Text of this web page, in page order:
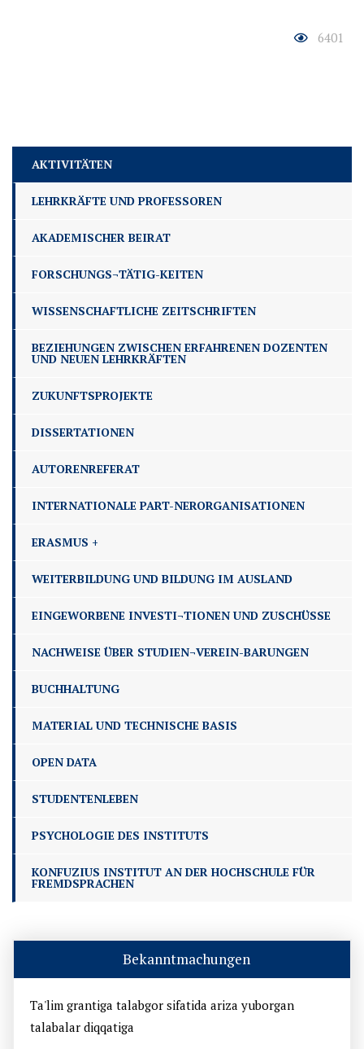
6401
AKTIVITÄTEN
LEHRKRÄFTE UND PROFESSOREN
AKADEMISCHER BEIRAT
FORSCHUNGS¬TÄTIG-KEITEN
WISSENSCHAFTLICHE ZEITSCHRIFTEN
BEZIEHUNGEN ZWISCHEN ERFAHRENEN DOZENTEN
UND NEUEN LEHRKRÄFTEN
ZUKUNFTSPROJEKTE
DISSERTATIONEN
AUTORENREFERAT
INTERNATIONALE PART-NERORGANISATIONEN
ERASMUS +
WEITERBILDUNG UND BILDUNG IM AUSLAND
EINGEWORBENE INVESTI¬TIONEN UND ZUSCHÜSSE
NACHWEISE ÜBER STUDIEN¬VEREIN-BARUNGEN
BUCHHALTUNG
MATERIAL UND TECHNISCHE BASIS
OPEN DATA
STUDENTENLEBEN
PSYCHOLOGIE DES INSTITUTS
KONFUZIUS INSTITUT AN DER HOCHSCHULE FÜR
FREMDSPRACHEN
Bekanntmachungen
Ta'lim grantiga talabgor sifatida ariza yuborgan
talabalar diqqatiga